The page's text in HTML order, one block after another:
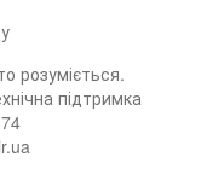
розуміється.
підтримка